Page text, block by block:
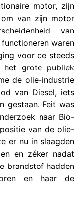
motor, zijn
om van zijn motor
van
waren
voor de steeds
het grote publiek
de olie-industrie
van Diesel, iets
gestaan. Feit was
naar Bio-
van de olie-
er nu in slaagden
en zéker nadat
brandstof hadden
en haar de